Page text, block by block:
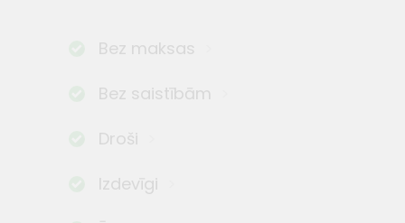
Bez maksas
Bez saistībām
Droši
Izdevīgi